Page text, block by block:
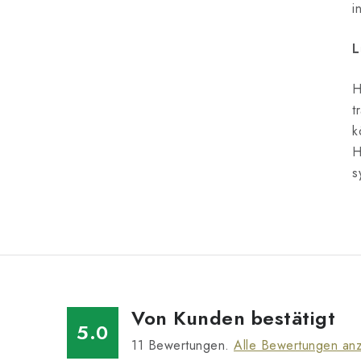
l
m
t
r
s
5.0
Von Kunden bestätigt
11 Bewertungen. Alle Bewertungen